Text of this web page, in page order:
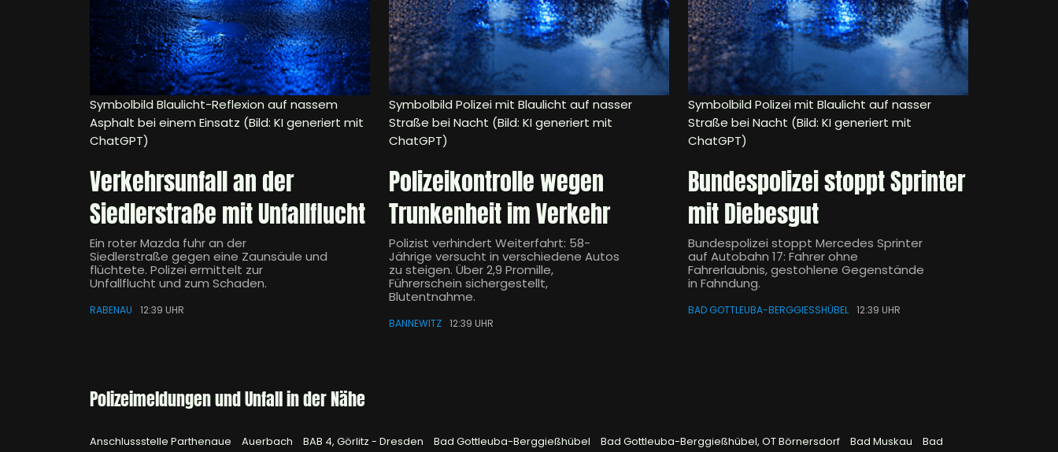
Symbolbild Blaulicht-Reflexion auf nassem
Asphalt bei einem Einsatz (Bild: KI generiert mit
ChatGPT)
Verkehrsunfall an der
Siedlerstraße mit Unfallflucht
Ein roter Mazda fuhr an der
Siedlerstraße gegen eine Zaunsäule und
flüchtete. Polizei ermittelt zur
Unfallflucht und zum Schaden.
RABENAU 12:39 UHR
Symbolbild Polizei mit Blaulicht auf nasser
Straße bei Nacht (Bild: KI generiert mit
ChatGPT)
Polizeikontrolle wegen
Trunkenheit im Verkehr
Polizist verhindert Weiterfahrt: 58-
Jährige versucht in verschiedene Autos
zu steigen. Über 2,9 Promille,
Führerschein sichergestellt,
Blutentnahme.
BANNEWITZ 12:39 UHR
Symbolbild Polizei mit Blaulicht auf nasser
Straße bei Nacht (Bild: KI generiert mit
ChatGPT)
Bundespolizei stoppt Sprinter
mit Diebesgut
Bundespolizei stoppt Mercedes Sprinter
auf Autobahn 17: Fahrer ohne
Fahrerlaubnis, gestohlene Gegenstände
in Fahndung.
BAD GOTTLEUBA-BERGGIESSHÜBEL 12:39 UHR
Polizeimeldungen und Unfall in der Nähe
Anschlussstelle Parthenaue Auerbach BAB 4, Görlitz - Dresden Bad Gottleuba-Berggießhübel Bad Gottleuba-Berggießhübel, OT Börnersdorf Bad Muskau
Bad